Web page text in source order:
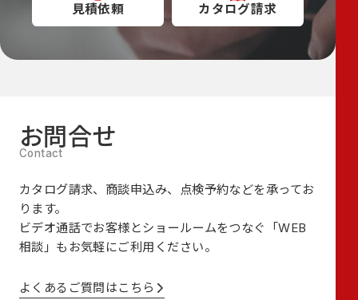
見積依頼 カタログ請求
お問合せ
カタログ請求、商談申込み、点検予約などを承ってお
ります。
ビデオ通話でお客様とショールームをつなぐ
「WEB
相談」も お気軽にご利用ください。
よくあるご質問はこちら